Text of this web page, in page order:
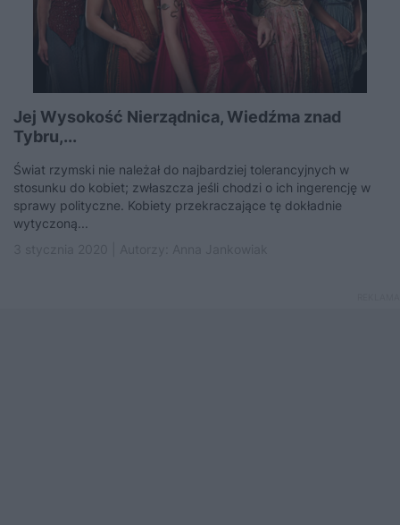
Jej Wysokość Nierządnica, Wiedźma znad
Tybru,...
Świat rzymski nie należał do najbardziej tolerancyjnych w
stosunku do kobiet; zwłaszcza jeśli chodzi o ich ingerencję w
sprawy polityczne. Kobiety przekraczające tę dokładnie
wytyczoną...